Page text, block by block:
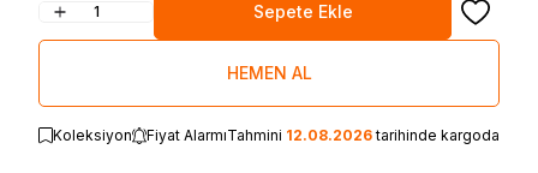
Sepete Ekle Favoriye
HEMEN AL
Koleksiyon Fiyat AlarmıTahmini 12.08.2026tarihinde kargoda